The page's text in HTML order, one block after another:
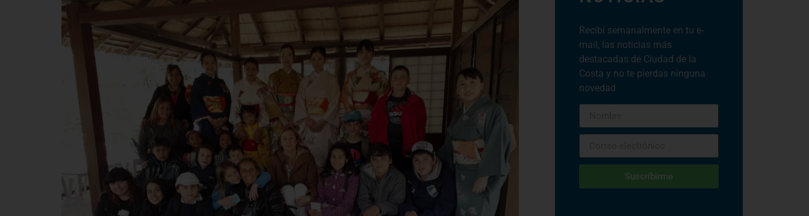
Recibí semanalmente en tu e-
mail, las noticias más
destacadas de Ciudad de la
Costa y no te pierdas ninguna
novedad
Suscribirme